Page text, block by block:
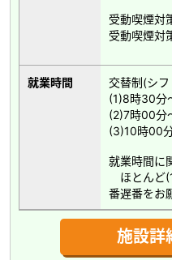
受動喫煙対
受動喫煙対
就業時間
交替制(シフ
(1)8時30分
(2)7時00分
(3)10時00
就業時間に
ほとんど
番遅番をお
施設詳